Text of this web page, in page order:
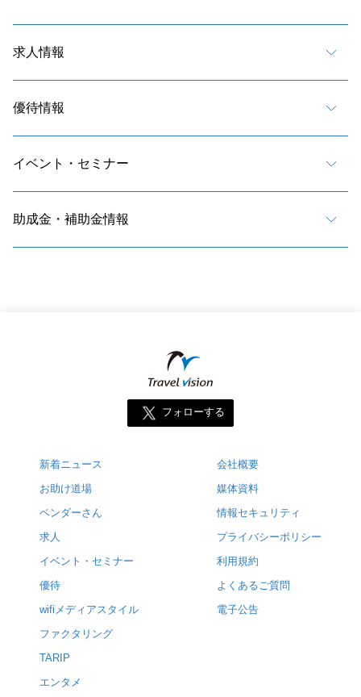
求人情報
優待情報
イベント・セミナー
助成金・補助金情報
フォローする
新着ニュース
お助け道場
ベンダーさん
求人
イベント・セミナー
優待
wifiメディアスタイル
ファクタリング
TARIP
エンタメ
会社概要
媒体資料
情報セキュリティ
プライバシーポリシー
利用規約
よくあるご質問
電子公告